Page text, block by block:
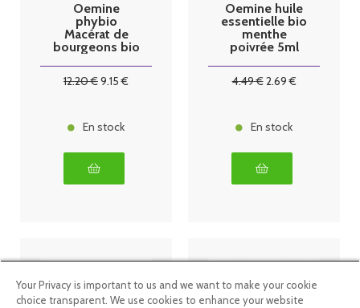
Oemine
phybio
Macérat de
bourgeons bio
12.20€9.15 €
En stock
Oemine huile
essentielle bio
menthe
poivrée 5ml
4.49€2.69€
En stock
Your Privacy is important to us and we want to make your cookie
choice transparent. We use cookies to enhance your website